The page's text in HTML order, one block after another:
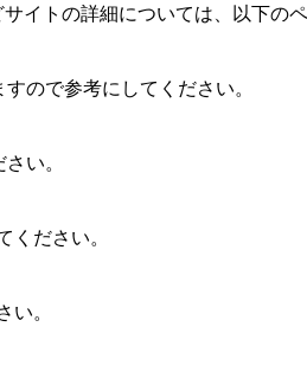
トの詳細については、以下の
ので参考にしてください。
い。
ださい。
い。